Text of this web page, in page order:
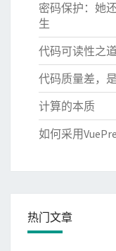
密码保护：她
生
代码可读性之道
代码质量差，
计算的本质
如何采用
热门文章